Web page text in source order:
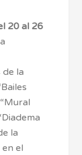
20 al 26
de la
la
el